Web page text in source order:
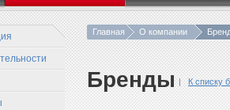
Главная О компании
Бренды К списку